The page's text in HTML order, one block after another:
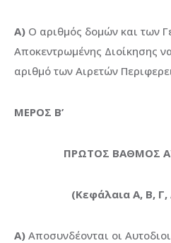
Α) Ο αριθμός δομών και των
Αποκεντρωμένης Διοίκησης
αριθμό των Αιρετών
ΜΕΡΟΣ Β’
ΠΡΩΤΟΣ ΒΑΘΜΟΣ
(Κεφάλαια Α, Β,
Α) Αποσυνδέονται οι